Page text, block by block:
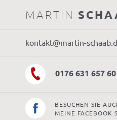
MARTIN
kontakt@martin-
0176 631 657 60
BESUCHEN SIE
MEINE FACEBOOK